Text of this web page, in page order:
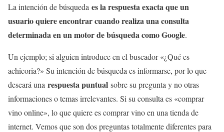
La intención de búsqueda es la respuesta exacta que un
usuario quiere encontrar cuando realiza una consulta
determinada en un motor de búsqueda como Google.
Un ejemplo; si alguien introduce en el buscador «¿Qué es
achicoria?» Su intención de búsqueda es informarse, por lo que
deseará una respuesta puntual sobre su pregunta y no otras
informaciones o temas irrelevantes. Si su consulta es «comprar
vino online», lo que quiere es comprar vino en una tienda de
internet. Vemos que son dos preguntas totalmente diferentes para